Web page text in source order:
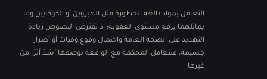
التعامل بمواد بالغة الخطورة مثل الهيروين أو الكوكايين وما
يماثلهما يرفع مستوى العقوبة؛ إذ تفترض النصوص زيادة
التهديد على الصحة العامة واحتمال وقوع وفيات أو أضرار
جسيمة، فتتعامل المحكمة مع الواقعة بوصفها أشدّ أثرًا من
غيرها.